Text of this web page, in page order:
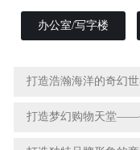
办公室/写字楼
打造浩瀚海洋的奇幻
打造梦幻购物天堂——